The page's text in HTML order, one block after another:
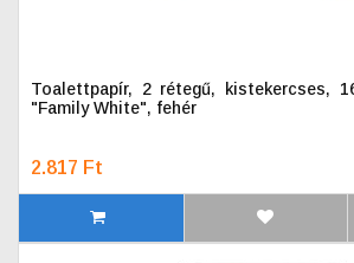
Toalettpapír, 2 rétegű, kistekercses,
"Family White", fehér
2.817 Ft